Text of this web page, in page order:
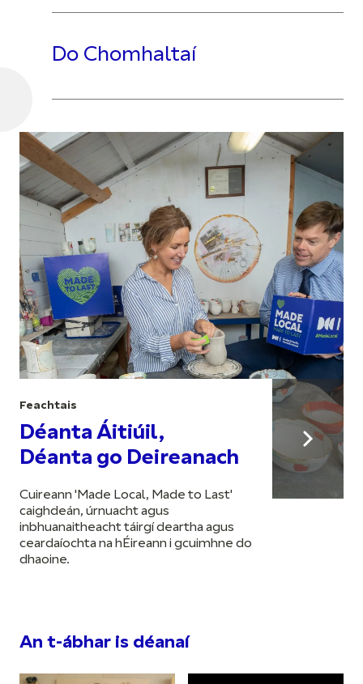
Do Chomhaltaí
Feachtais
Déanta Áitiúil,
Déanta go Deireanach
Cuireann 'Made Local, Made to Last'
caighdeán, úrnuacht agus
inbhuanaitheacht táirgí deartha agus
ceardaíochta na hÉireann i gcuimhne do
dhaoine.
An t-ábhar is déanaí